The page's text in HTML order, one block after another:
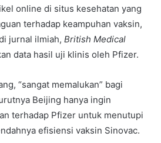
online di situs kesehatan yang
terhadap keampuhan vaksin,
jurnal ilmiah, British Medical
data hasil uji klinis oleh Pfizer.
“sangat memalukan” bagi
Beijing hanya ingin
terhadap Pfizer untuk menutupi
efisiensi vaksin Sinovac.